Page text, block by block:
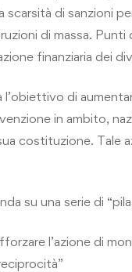
scarsità di sanzioni
di massa.
finanziaria dei
di
in ambito,
costituzione. Tale
su una serie di
l’azione di